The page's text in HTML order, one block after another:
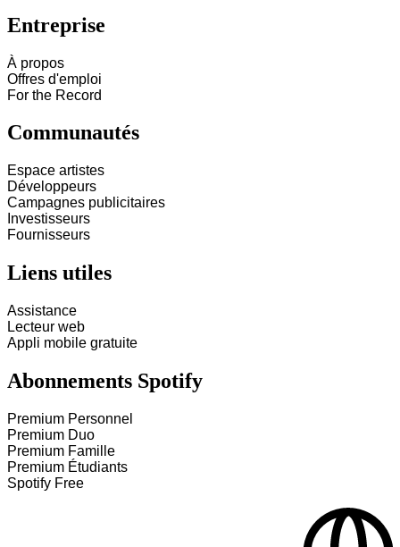
Entreprise
À propos
Offres d'emploi
For the Record
Communautés
Espace artistes
Développeurs
Campagnes publicitaires
Investisseurs
Fournisseurs
Liens utiles
Assistance
Lecteur web
Appli mobile gratuite
Abonnements Spotify
Premium Personnel
Premium Duo
Premium Famille
Premium Étudiants
Spotify Free